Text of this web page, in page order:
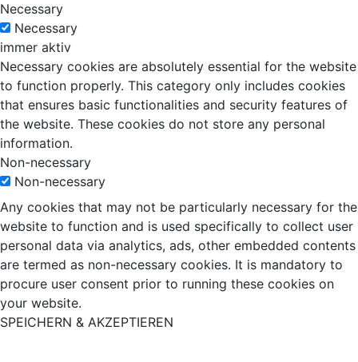
Necessary
Necessary
immer aktiv
Necessary cookies are absolutely essential for the website
to function properly. This category only includes cookies
that ensures basic functionalities and security features of
the website. These cookies do not store any personal
information.
Non-necessary
Non-necessary
Any cookies that may not be particularly necessary for the
website to function and is used specifically to collect user
personal data via analytics, ads, other embedded contents
are termed as non-necessary cookies. It is mandatory to
procure user consent prior to running these cookies on
your website.
SPEICHERN & AKZEPTIEREN